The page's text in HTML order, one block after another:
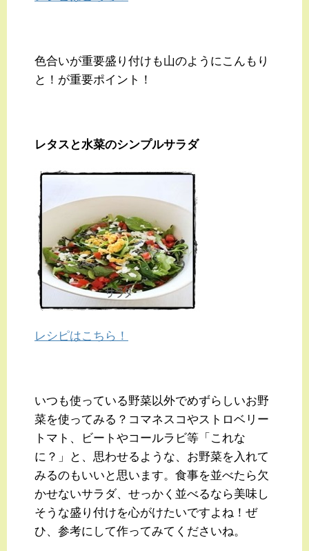
色合いが重要盛り付けも山のようにこんもり
と！が重要ポイント！
レタスと水菜のシンプルサラダ
レシピはこちら！
いつも使っている野菜以外でめずらしいお野
菜を使ってみる？コマネスコやストロベリー
トマト、ビートやコールラビ等「これな
に？」と、思わせるような、お野菜を入れて
みるのもいいと思います。食事を並べたら欠
かせないサラダ、せっかく並べるなら美味し
そうな盛り付けを心がけたいですよね！ぜ
ひ、参考にして作ってみてくださいね。